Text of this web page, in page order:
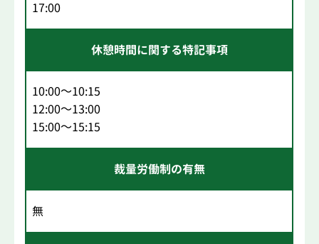
17:00
休憩時間に関する特記事項
10:00～10:15
12:00～13:00
15:00～15:15
裁量労働制の有無
無